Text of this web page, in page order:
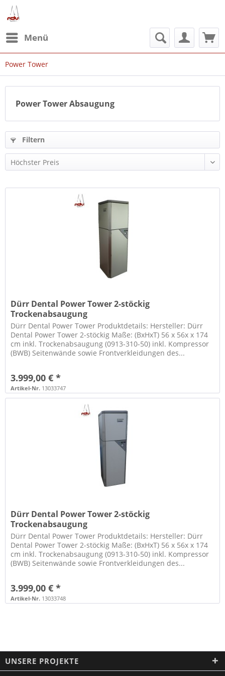
Menü
Power Tower
Power Tower Absaugung
Filtern
Dürr Dental Power Tower 2-stöckig
Trockenabsaugung
Dürr Dental Power Tower Produktdetails: Hersteller: Dürr
Dental Power Tower 2-stöckig Maße: (BxHxT) 56 x 56x x 174
cm inkl. Trockenabsaugung (0913-310-50) inkl. Kompressor
(BWB) Seitenwände sowie Frontverkleidungen des...
3.999,00 € *
Artikel-Nr. 13033747
Dürr Dental Power Tower 2-stöckig
Trockenabsaugung
Dürr Dental Power Tower Produktdetails: Hersteller: Dürr
Dental Power Tower 2-stöckig Maße: (BxHxT) 56 x 56x x 174
cm inkl. Trockenabsaugung (0913-310-50) inkl. Kompressor
(BWB) Seitenwände sowie Frontverkleidungen des...
3.999,00 € *
Artikel-Nr. 13033748
UNSERE PROJEKTE